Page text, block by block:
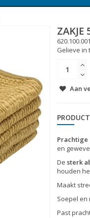
ZAKJE
620.100.001
Gelieve in
Aan
Prachtige
en
De sterk
houden
Maakt
Soepel en
Past